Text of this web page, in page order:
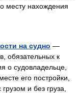
месту нахождения
на судно —
обязательных к
о судовладельце,
его постройки,
и без груза,